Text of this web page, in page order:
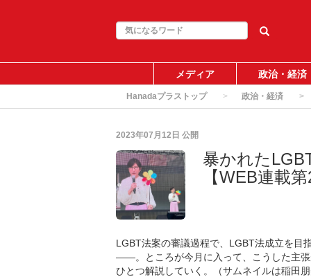
メディア 政治・経済
Hanadaプラストップ 政治・経済
2023年07月12日 公開
暴かれた
【WEB連載
LGBT法案の審議過程で、LGBT法成立を目
――。ところが今月に入って、こうした主
ひとつ解説していく。（サムネイルは稲田